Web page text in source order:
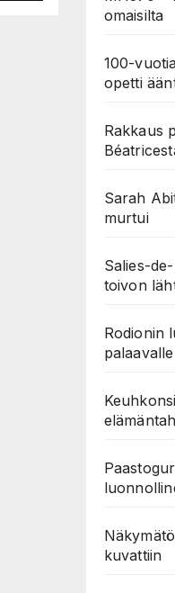
omaisilta
100-
opetti
Rakkaus
Sarah
murtui
Salies-
toivon
Rodionin
kuvattiin